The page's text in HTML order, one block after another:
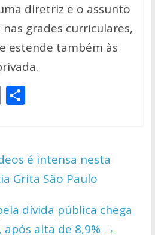
diretriz e o assunto
grades curriculares,
estende também às
C
y
Li
n
k
S
e
é intensa nesta
Grita São Paulo
dívida pública chega
após alta de 8,9% →